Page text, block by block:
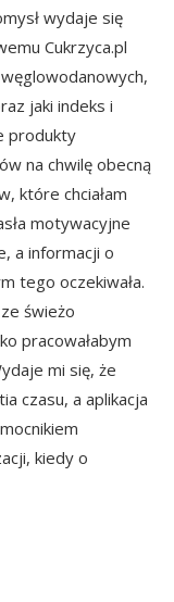
wydaje się
Cukrzyca.pl
jaki indeks i
produkty
na chwilę obecną
które chciałam
motywacyjne
a informacji o
tego oczekiwała.
świeżo
pracowałabym
mi się, że
czasu, a aplikacja
kiedy o